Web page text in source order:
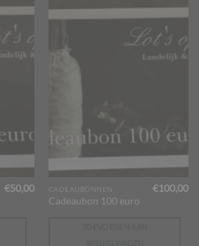
€50,00 CADEAUBONNEN
Cadeaubon 100 euro
€100,00